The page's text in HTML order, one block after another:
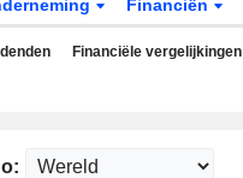
Financiën
Financiële vergelijkingen